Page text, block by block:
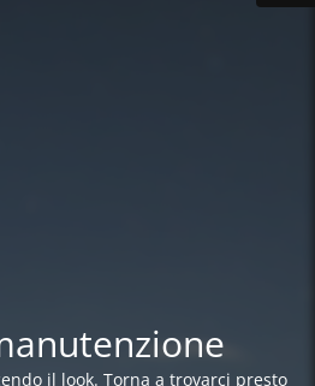
il look. Torna a trovarci presto